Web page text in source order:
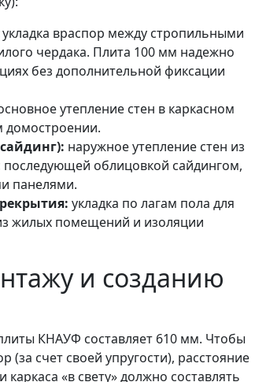
укладка враспор между стропильными
чердака. Плита 100 мм надежно
без дополнительной фиксации
утепление стен в каркасном
домостроении.
наружное утепление стен из
последующей облицовкой сайдингом,
панелями.
укладка по лагам пола для
жилых помещений и изоляции
и созданию
КНАУФ составляет 610 мм. Чтобы
(за счет своей упругости), расстояние
«в свету» должно составлять